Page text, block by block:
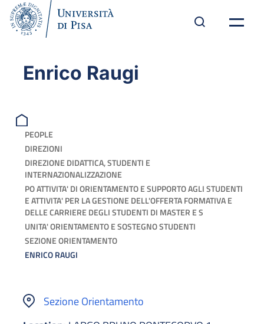
Enrico Raugi
PEOPLE
DIREZIONI
DIREZIONE DIDATTICA, STUDENTI E
INTERNAZIONALIZZAZIONE
PO ATTIVITA' DI ORIENTAMENTO E SUPPORTO AGLI STUDENTI
E ATTIVITA' PER LA GESTIONE DELL'OFFERTA FORMATIVA E
DELLE CARRIERE DEGLI STUDENTI DI MASTER E S
UNITA' ORIENTAMENTO E SOSTEGNO STUDENTI
SEZIONE ORIENTAMENTO
ENRICO RAUGI
Sezione Orientamento